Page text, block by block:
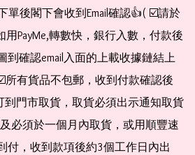
單後閣下會收到Email確認👍( ☑️請於
PayMe,轉數快，銀行入數，付款後
到確認email入面的上載收據鏈結上
所有貨品不包郵，收到付款確認後
到門市取貨，取貨必須出示通知取貨
必須於一個月內取貨，或用順豐速
付，收到款項後約3個工作日內出